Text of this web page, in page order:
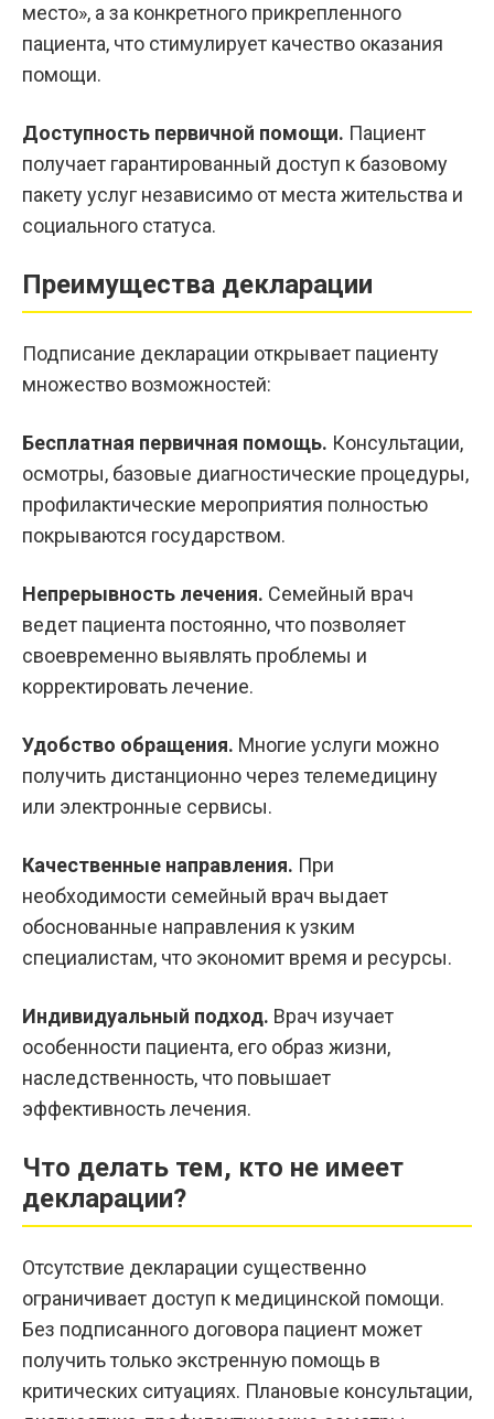
место», а за конкретного прикрепленного
пациента, что стимулирует качество оказания
помощи.
Доступность первичной помощи. Пациент
получает гарантированный доступ к базовому
пакету услуг независимо от места жительства и
социального статуса.
Преимущества декларации
Подписание декларации открывает пациенту
множество возможностей:
Бесплатная первичная помощь. Консультации,
осмотры, базовые диагностические процедуры,
профилактические мероприятия полностью
покрываются государством.
Непрерывность лечения. Семейный врач
ведет пациента постоянно, что позволяет
своевременно выявлять проблемы и
корректировать лечение.
Удобство обращения. Многие услуги можно
получить дистанционно через телемедицину
или электронные сервисы.
Качественные направления. При
необходимости семейный врач выдает
обоснованные направления к узким
специалистам, что экономит время и ресурсы.
Индивидуальный подход. Врач изучает
особенности пациента, его образ жизни,
наследственность, что повышает
эффективность лечения.
Что делать тем, кто не имеет
декларации?
Отсутствие декларации существенно
ограничивает доступ к медицинской помощи.
Без подписанного договора пациент может
получить только экстренную помощь в
критических ситуациях. Плановые консультации,